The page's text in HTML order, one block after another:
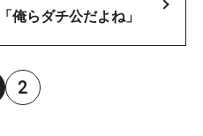
俺らダチ公だよね」
2